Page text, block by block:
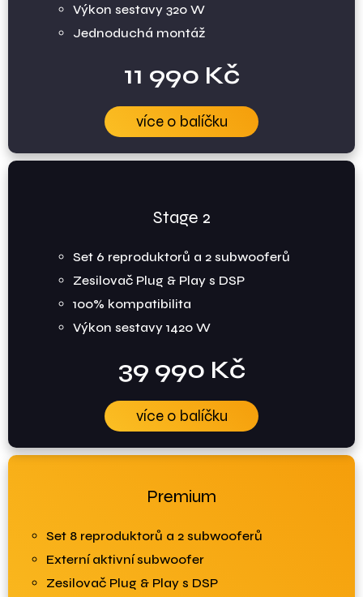
Výkon sestavy 320 W
Jednoduchá montáž
11 990 Kč
více o balíčku
Premium
Set 8 reproduktorů a 2 subwooferů
Externí aktivní subwoofer
Zesilovač Plug & Play s DSP
Stage 2
Set 6 reproduktorů a 2 subwooferů
Zesilovač Plug & Play s DSP
100% kompatibilita
Výkon sestavy 1420 W
39 990 Kč
více o balíčku